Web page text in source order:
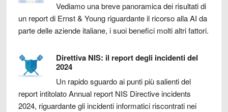
Vediamo una breve panoramica dei risultati di
un report di Ernst & Young riguardante il ricorso alla AI da
parte delle aziende italiane, i suoi benefici molti altri fattori.
Direttiva NIS: il report degli incidenti del
2024
Un rapido sguardo ai punti più salienti del
report intitolato Annual report NIS Directive incidents
2024, riguardante gli incidenti informatici riscontrati nei